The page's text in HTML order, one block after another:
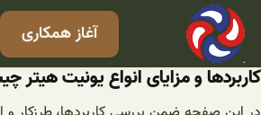
رفتن
محتوا
آغاز همکاری
کاربردها و مزایای انواع یونیت هیتر